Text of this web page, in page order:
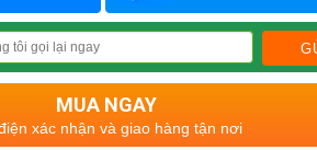
MUA NGAY
xác nhận và giao hàng tận nơi